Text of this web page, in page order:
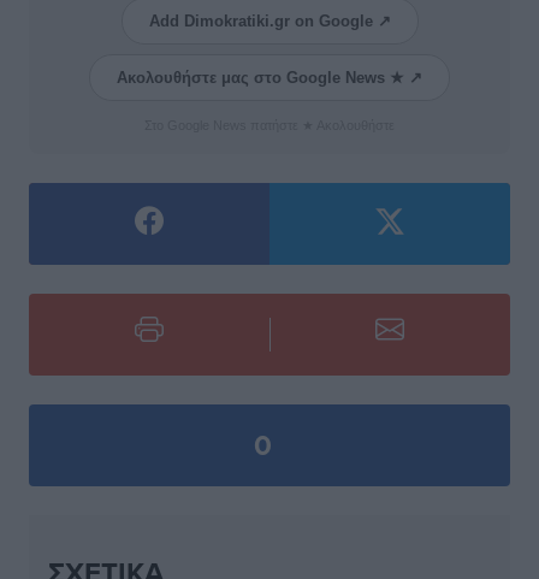
Add Dimokratiki.gr on Google ↗
Ακολουθήστε μας στο Google News ★ ↗
0